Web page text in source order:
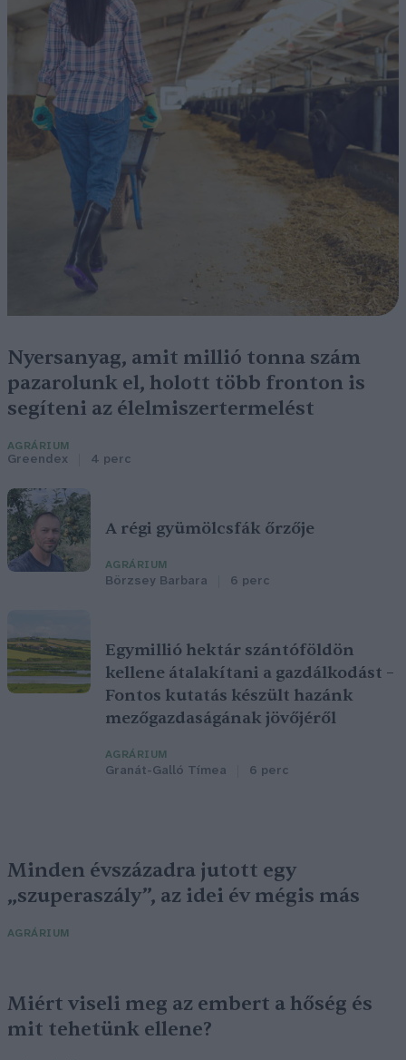
Nyersanyag, amit millió tonna szám
pazarolunk el, holott több fronton is
segíteni az élelmiszertermelést
AGRÁRIUM
Greendex 4 perc
A régi gyümölcsfák őrzője
AGRÁRIUM
Börzsey Barbara 6 perc
Egymillió hektár szántóföldön
kellene átalakítani a gazdálkodást –
Fontos kutatás készült hazánk
mezőgazdaságának jövőjéről
AGRÁRIUM
Granát-Galló Tímea 6 perc
Minden évszázadra jutott egy
„szuperaszály”, az idei év mégis más
AGRÁRIUM
Miért viseli meg az embert a hőség és
mit tehetünk ellene?